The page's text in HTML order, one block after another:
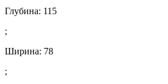
Глубина: 115
;
Ширина: 78
;